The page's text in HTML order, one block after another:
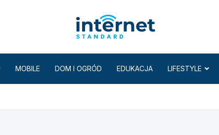
MOBILE DOM I OGRÓD EDUKACJA LIFESTYLE